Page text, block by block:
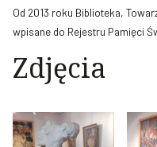
Od 2013 roku Biblioteka,
wpisane do Rejestru Pamięci
Zdjęcia